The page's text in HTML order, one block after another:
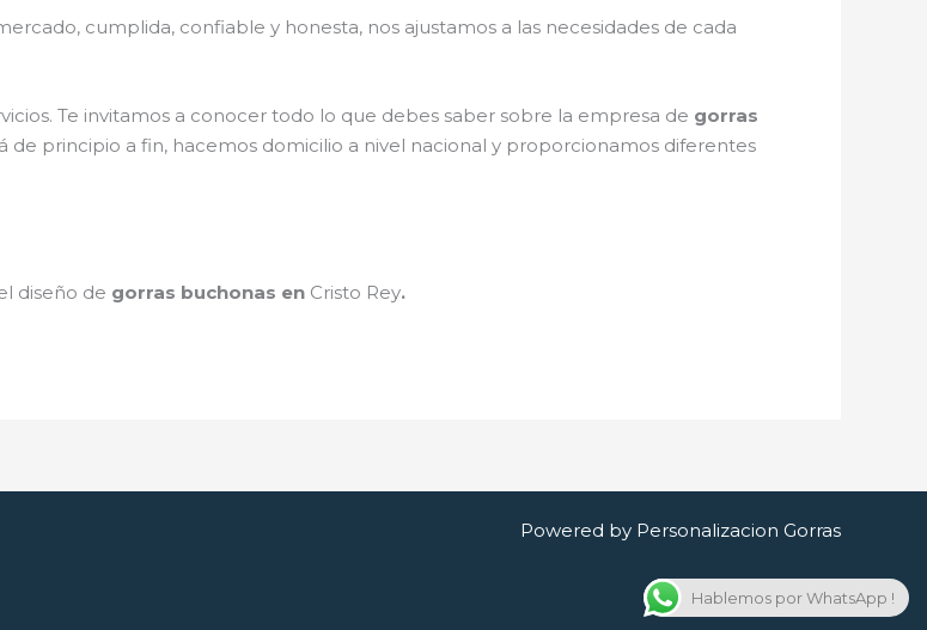
cumplida, confiable y honesta, nos ajustamos a las necesidades de cada
Te invitamos a conocer todo lo que debes saber sobre la empresa de gorras
de principio a fin, hacemos domicilio a nivel nacional y proporcionamos diferentes
diseño de gorras buchonas en Cristo Rey.
Powered by Personalizacion Gorras
Hablemos por WhatsApp !